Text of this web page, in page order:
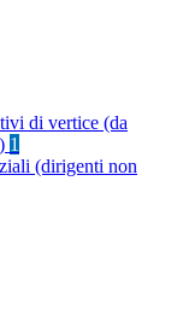
di vertice (da
1
(dirigenti non